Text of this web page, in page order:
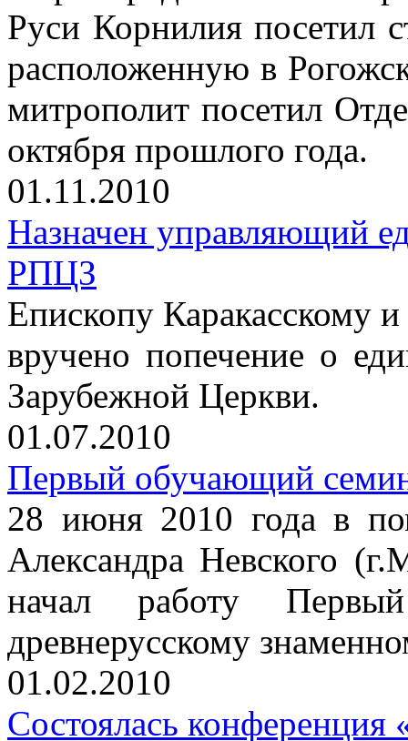
Руси Корнилия посетил
расположенную в
митрополит посетил
октября прошлого года.
01.11.2010
Назначен управляющий
РПЦЗ
Епископу
вручено попечение о
Зарубежной Церкви.
01.07.2010
Первый обучающий
28 июня 2010 года в
Александра Невского
начал работу
древнерусскому
01.02.2010
Состоялась